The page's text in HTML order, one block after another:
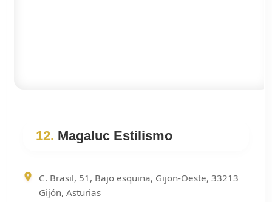
12. Magaluc Estilismo
C. Brasil, 51, Bajo esquina, Gijon-Oeste, 33213
Gijón, Asturias